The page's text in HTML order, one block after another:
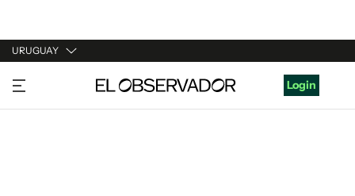
URUGUAY
URUGUAY
ARGENTINA
Login